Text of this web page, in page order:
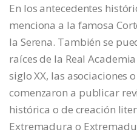
En los antecedentes
menciona a la famosa
la Serena. También se
raíces de la Real
siglo XX, las asociaciones
comenzaron a publicar
histórica o de creación
Extremadura o